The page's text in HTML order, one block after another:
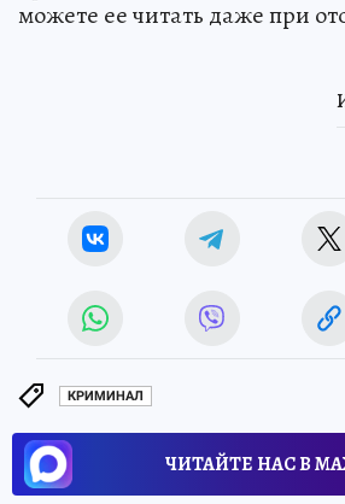
можете ее читать даже при
КРИМИНАЛ
ЧИТАЙТЕ НАС В